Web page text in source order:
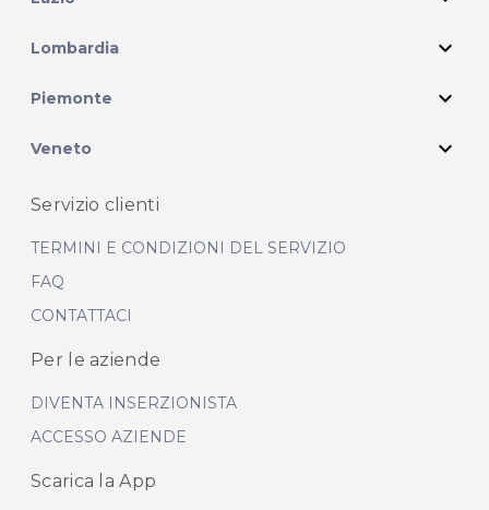
Lombardia expand_more
Piemonte expand_more
Veneto expand_more
Servizio clienti
TERMINI E CONDIZIONI DEL SERVIZIO
FAQ
CONTATTACI
Per le aziende
DIVENTA INSERZIONISTA
ACCESSO AZIENDE
Scarica la App